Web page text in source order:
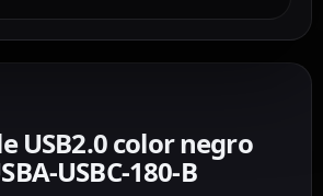
USB2.0 color negro
USBC-180-B